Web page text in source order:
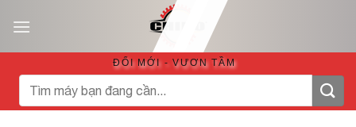
qua
ĐỔI MỚI - VƯƠN TẦM
Tìm
kiếm: